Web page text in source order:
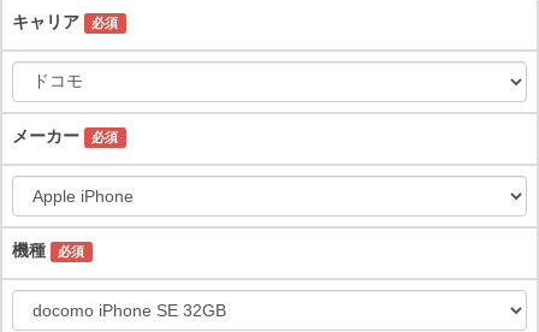
キャリア 必須
メーカー 必須
機種 必須